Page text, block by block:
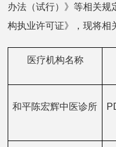
办法（试行）》等相关规
构执业许可证》，现将相
医疗机构名称
和平陈宏辉中医诊所